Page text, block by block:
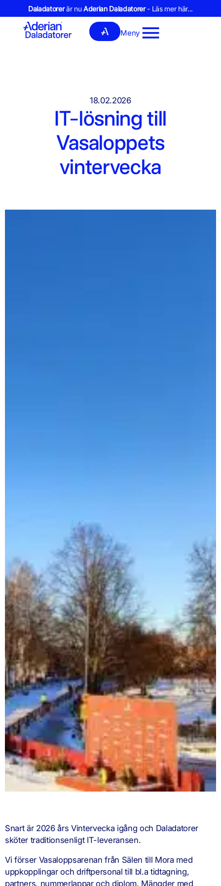
Daladatorerär nuAderian Daladatorer- Läs mer här...
Meny
18.02.2026
IT-lösning till
Vasaloppets
vintervecka
Snart är 2026 års Vintervecka igång och Daladatorer
sköter traditionsenligt IT-leveransen.
Vi förser Vasaloppsarenan från Sälen till Mora med
uppkopplingar och driftpersonal till bl.a tidtagning,
partners, nummerlappar och diplom. Mängder med